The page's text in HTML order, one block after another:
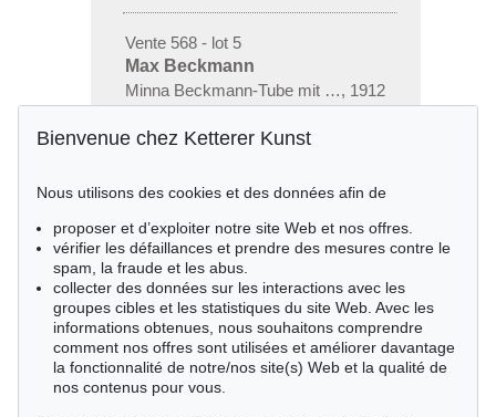
Vente 568 - lot 5
Max Beckmann
Minna Beckmann-Tube mit Kaffeetasse
, 1912
Bienvenue chez Ketterer Kunst
Nous utilisons des cookies et des données afin de
proposer et d’exploiter notre site Web et nos offres.
vérifier les défaillances et prendre des mesures contre le
spam, la fraude et les abus.
collecter des données sur les interactions avec les
groupes cibles et les statistiques du site Web. Avec les
informations obtenues, nous souhaitons comprendre
comment nos offres sont utilisées et améliorer davantage
la fonctionnalité de notre/nos site(s) Web et la qualité de
nos contenus pour vous.